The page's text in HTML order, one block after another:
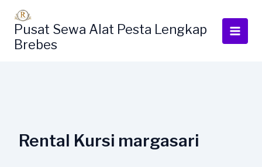
kontenPusat Sewa Alat Pesta Lengkap
Brebes
Rental Kursi margasari